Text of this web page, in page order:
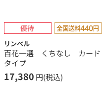
リンベル
百花一選 くちなし カード
タイプ
17,380 円(税込)